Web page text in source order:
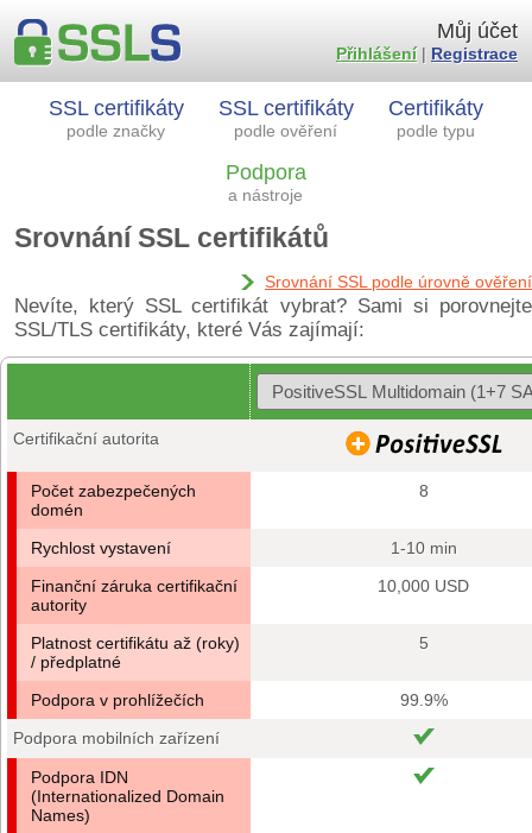
SSL certifikáty
podle značky
SSL certifikáty
podle ověření
Certifikáty
podle typu
Podpora
a nástroje
Můj účet
Přihlášení| Registrace
Srovnání SSL certifikátů
Srovnání SSL podle úrovně ověření
Nevíte, který SSL certifikát vybrat? Sami si porovnejte
SSL/TLS certifikáty, které Vás zajímají:
Certifikační autorita
Počet zabezpečených
domén
8
Rychlost vystavení
1-10 min
Finanční záruka certifikační
autority
10,000 USD
Platnost certifikátu až (roky)
/ předplatné
5
Podpora v prohlížečích
99.9%
Podpora mobilních zařízení
Podpora IDN
(Internationalized Domain
Names)